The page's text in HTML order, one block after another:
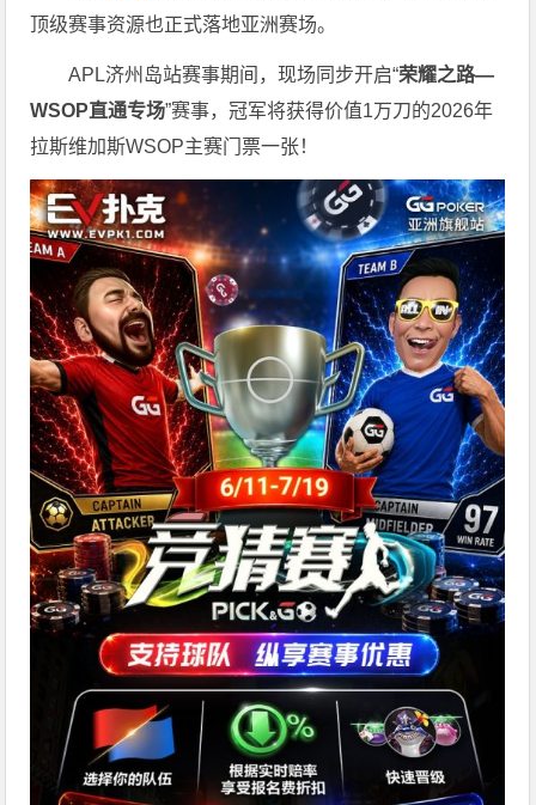
顶级赛事资源也正式落地亚洲赛场。
APL济州岛站赛事期间，现场同步开启“荣耀之路—
WSOP直通专场”赛事，冠军将获得价值1万刀的2026年
拉斯维加斯WSOP主赛门票一张！